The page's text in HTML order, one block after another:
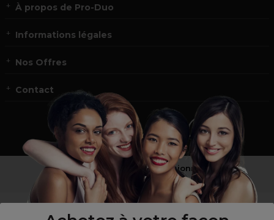
À propos de Pro-Duo
Informations légales
Nos Offres
Contact
Vous n’êtes pas un professionnel ?
Visitez notre site pourles particuliers !